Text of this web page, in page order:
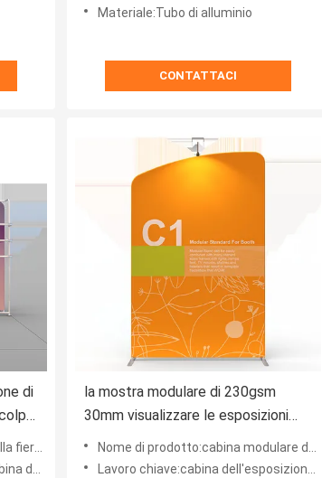
Materiale:Tubo di alluminio
CONTATTACI
di
della fiera comm
sta
la mostra modulare di 230gsm
30mm visualizzare le esposizioni
promozionali della cabina per
l'appaltatore vive
Nome di prodotto:cabina modulare della camera sonora dell'appaltatore della cabina di mostra della cabina standard de
Lavoro chiave:cabina dell'esposizione della fiera commerciale